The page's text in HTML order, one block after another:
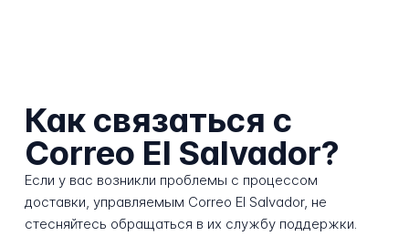
Как связаться с
Correo El Salvador?
Если у вас возникли проблемы с процессом
доставки, управляемым Correo El Salvador, не
стесняйтесь обращаться в их службу поддержки.